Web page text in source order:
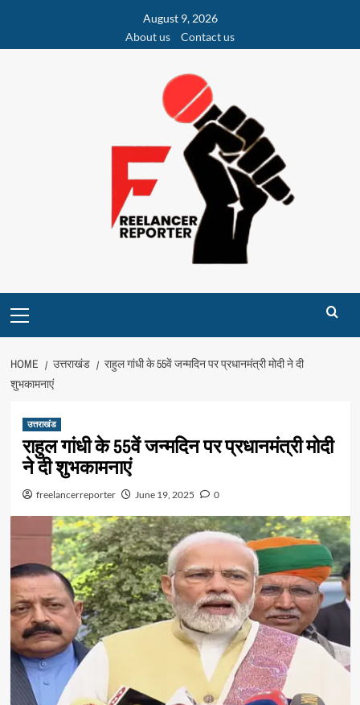
content
August 9, 2026
About us
Contact us
Menu
HOME उत्तराखंड
राहुल गांधी के 55वें जन्मदिन पर प्रधानमंत्री मोदी ने दी
शुभकामनाएं
उत्तराखंड
राहुल गांधी के 55वें जन्मदिन पर प्रधानमंत्री मोदी
ने दी शुभकामनाएं
freelancerreporter June 19, 2025 0